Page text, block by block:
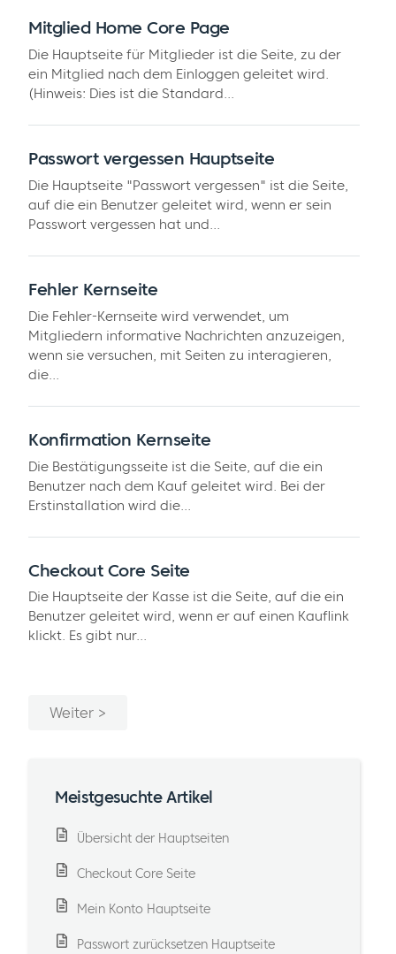
Mitglied Home Core Page
Die Hauptseite für Mitglieder ist die Seite, zu der
ein Mitglied nach dem Einloggen geleitet wird.
(Hinweis: Dies ist die Standard...
Passwort vergessen Hauptseite
Die Hauptseite "Passwort vergessen" ist die Seite,
auf die ein Benutzer geleitet wird, wenn er sein
Passwort vergessen hat und...
Fehler Kernseite
Die Fehler-Kernseite wird verwendet, um
Mitgliedern informative Nachrichten anzuzeigen,
wenn sie versuchen, mit Seiten zu interagieren,
die...
Konfirmation Kernseite
Die Bestätigungsseite ist die Seite, auf die ein
Benutzer nach dem Kauf geleitet wird. Bei der
Erstinstallation wird die...
Checkout Core Seite
Die Hauptseite der Kasse ist die Seite, auf die ein
Benutzer geleitet wird, wenn er auf einen Kauflink
klickt. Es gibt nur...
Weiter
Meistgesuchte Artikel
Übersicht der Hauptseiten
Checkout Core Seite
Mein Konto Hauptseite
Passwort zurücksetzen Hauptseite